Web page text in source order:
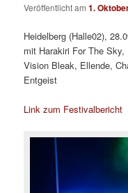
Veröffentlicht am1.
Heidelberg (Halle02),
mit Harakiri For The
Vision Bleak, Ellende,
Entgeist
Link zum Festivalbericht